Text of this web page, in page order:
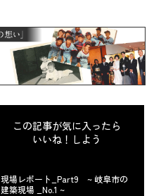
この記事が気に入ったら
いいね！しよう
現場レポート_Part9 ~ 岐阜市の
建築現場 _No.1 ~